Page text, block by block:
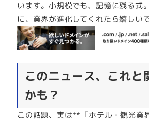
います。小規模でも、記憶に残る式
に、業界が進化してくれたら嬉しい
このニュース、これと
かも？
この話題、実は**「ホテル・観光業